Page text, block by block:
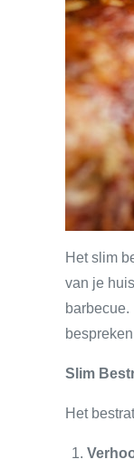
Het slim
van je
Slim
Het